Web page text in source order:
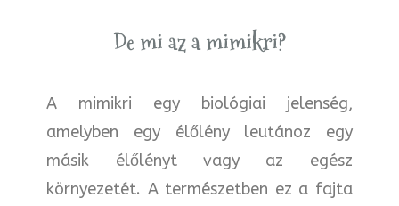
De mi az a mimikri?
A mimikri egy biológiai jelenség,
amelyben egy élőlény leutánoz egy
másik élőlényt vagy az egész
környezetét. A természetben ez a fajta